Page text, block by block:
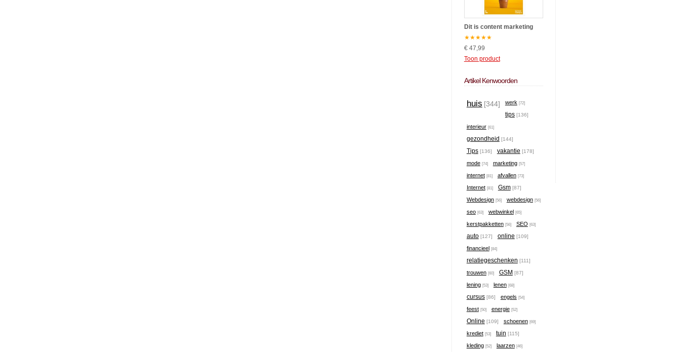
Dit is content marketing
★★★★★
€ 47,99
Toon product
Artikel Kenwoorden
huis [344] werk [72]
tips [136]
interieur [61]
gezondheid [144]
Tips [136] vakantie [178]
mode [74] marketing [57]
internet [81] afvallen [73]
Internet [81] Gsm [87]
Webdesign [56] webdesign [56]
seo [63] webwinkel [65]
kerstpakketten [56] SEO [63]
auto [127] online [109]
financieel [84]
relatiegeschenken [111]
trouwen [60] GSM [87]
lening [53] lenen [68]
cursus [86] engels [54]
feest [50] energie [52]
Online [109] schoenen [69]
krediet [53] tuin [115]
kleding [52] laarzen [46]